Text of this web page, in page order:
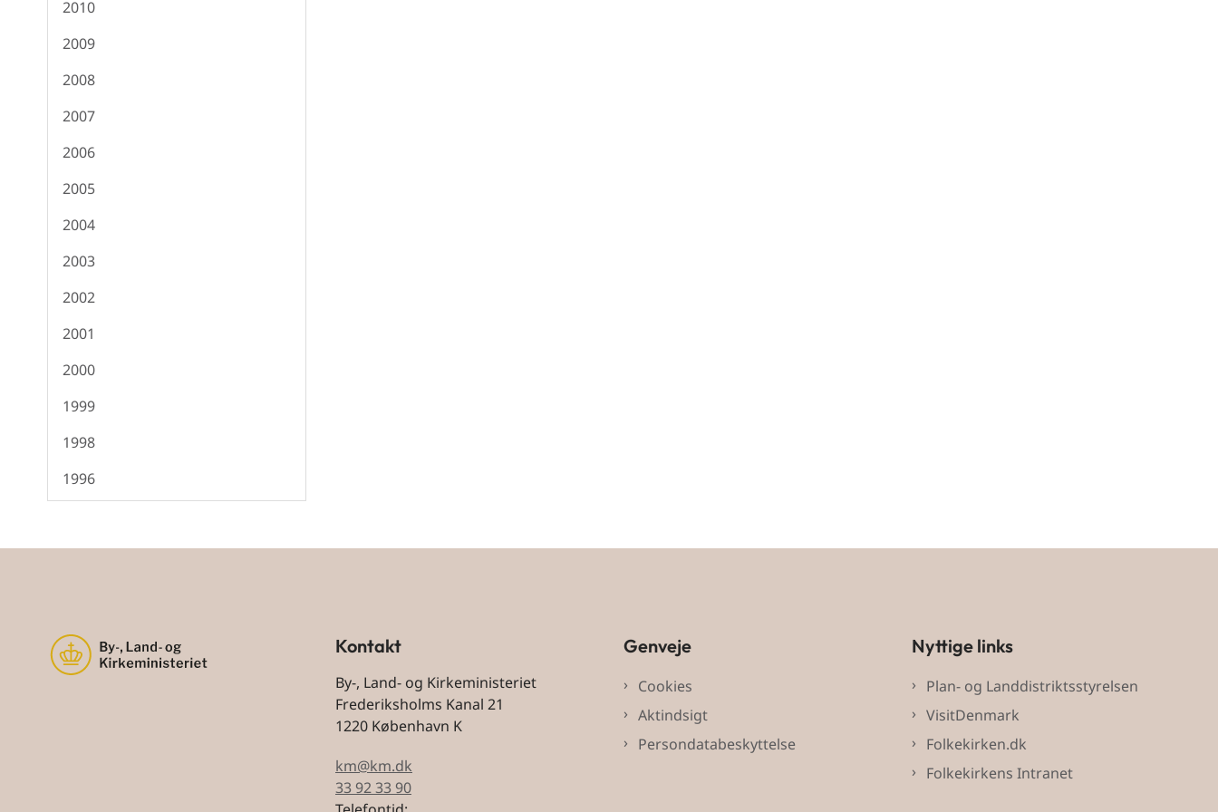
2010
2009
2008
2007
2006
2005
2004
2003
2002
2001
2000
1999
1998
1996
Kontakt
By-, Land- og Kirkeministeriet
Frederiksholms Kanal 21
1220 København K
km@km.dk
33 92 33 90
Genveje
Cookies
Aktindsigt
Persondatabeskyttelse
Nyttige links
Plan- og Landdistriktsstyrelsen
VisitDenmark
Folkekirken.dk
Folkekirkens Intranet